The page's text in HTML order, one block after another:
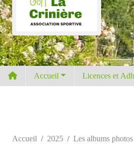
Accueil Licences et
Accueil 2025 Les albums photos